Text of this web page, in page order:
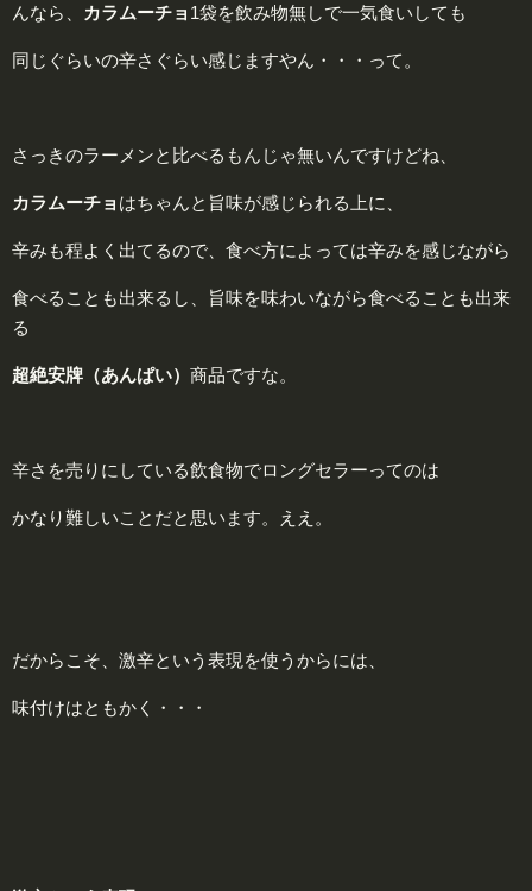
んなら、 カラムーチョ 1袋を飲み物無しで一気食いしても
同じぐらいの辛さぐらい感じますやん・・・って。
さっきのラーメンと比べるもんじゃ無いんですけどね、
カラムーチョ はちゃんと旨味が感じられる上に、
辛みも程よく出てるので、食べ方によっては辛みを感じながら
食べることも出来るし、旨味を味わいながら食べることも出来
る
超絶安牌 （あんぱい） 商品ですな。
辛さを売りにしている飲食物でロングセラーってのは
かなり難しいことだと思います。ええ。
だからこそ、激辛という表現を使うからには、
味付けはともかく・・・